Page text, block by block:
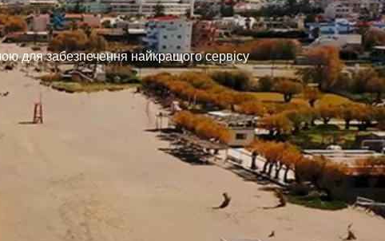
для забезпечення найкращого сервісу